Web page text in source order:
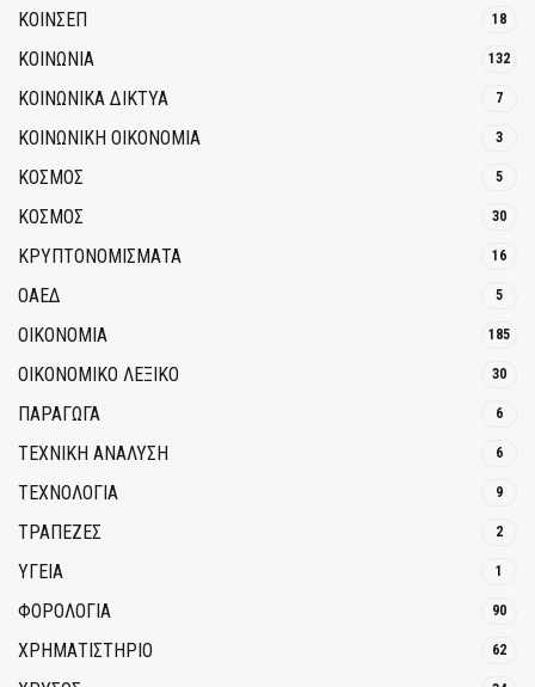
ΚΟΙΝΣΕΠ 18
ΚΟΙΝΩΝΙΑ 132
ΚΟΙΝΩΝΙΚΆ ΔΊΚΤΥΑ 7
ΚΟΙΝΩΝΙΚΉ ΟΙΚΟΝΟΜΊΑ 3
ΚΟΣΜΟΣ 5
ΚΟΣΜΟΣ 30
ΚΡΥΠΤΟΝΟΜΊΣΜΑΤΑ 16
ΟΑΕΔ 5
ΟΙΚΟΝΟΜΙΑ 185
ΟΙΚΟΝΟΜΙΚΟ ΛΕΞΙΚΟ 30
ΠΑΡΑΓΩΓΑ 6
ΤΕΧΝΙΚΗ ΑΝΑΛΥΣΗ 6
ΤΕΧΝΟΛΟΓΙΑ 9
ΤΡΆΠΕΖΕΣ 2
ΥΓΕΙΑ 1
ΦΟΡΟΛΟΓΙΑ 90
ΧΡΗΜΑΤΙΣΤΗΡΙΟ 62